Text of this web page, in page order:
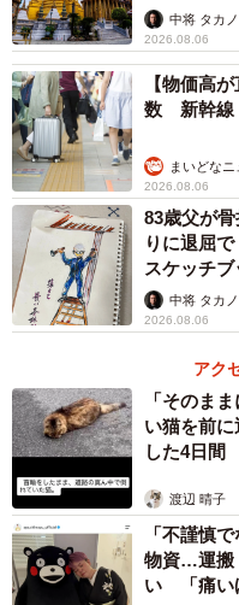
ンボイス制度を導入する
浮上してきたところを暴
ます。フリーランスとい
や不利益変更に苦しんで
ことをもっと知ってもら
せないでほしいと切に願
この日は他にも弁護士の
ん、草木堂野菜店の甲田
ロジェクト社長の加藤梅
と自身の業界にどのよう
的な数字を示しながら説
さんは「コロナ禍の休業
は本当に文化芸術を軽く
様。不利益を被る人がい
話し、ブンサダカさんは
てきたが、いよいよ海外
中将 タカノ
2026.08.06
【物価高
数 新幹線
まいどな
2026.08.06
83歳父が
りに退屈
スケッチ
ますよ…」
中将 タカノ
2026.08.06
アク
「そのま
い猫を前
した4日間
渡辺 晴子
「不謹慎
物資…運搬
い 「痛い